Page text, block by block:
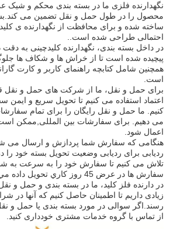
نگهدارنده فلزی ما در بسته بندی محکم و شیک
محصول را در طول حمل و نقل تضمین می
ساخته شده و برای محافظت از نگهدارنده ی کلید
احتمالی طراحی شده است..
در داخل بسته بندی، نگهدارنده کلیدچینی به دقت
پیچیده شده است تا از خراش ها و شکاف ها
همچنین شامل کتابچه راهنمای کاربر و کارت
است.
برای حمل و نقل، ما از شرکت های حمل و نقل
اعتماد استفاده می کنیم تا تحویل سریع و ایمن
کنیم. ما حمل و نقل رایگان را برای تمام
می دهیم. برای سفارشات بین المللی,ممکن
اعمال شود.
هنگامی که سفارش شما پردازش و ارسال می
ردیابی برای ردیابی وضعیت تحویل بسته خود را
تلاش می کنیم تا سفارش خود را به سرعت به شما
سفارش ها در عرض 45 روز کاري تحویل داده مي شوند.
در دارنده فلز کلید، ما در بسته بندی و حمل و
زیادی داریم تا اطمینان حاصل کنیم که آنها در
رسند.اگر سوالی در مورد بسته بندی یا حمل و
از تماس با گروه خدمات مشتری خودداری کنید.